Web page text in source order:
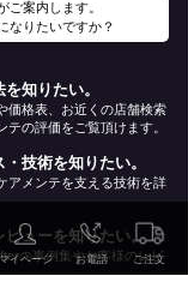
ご案内します。
なりたいですか？
知りたい。
価格表、お近くの店舗検索
の評価をご覧頂けます。
技術を知りたい。
アメンテを支える技術を詳
ビューを知りたい。
の事例集やお客様のレビ
イページ お電話 ご注文